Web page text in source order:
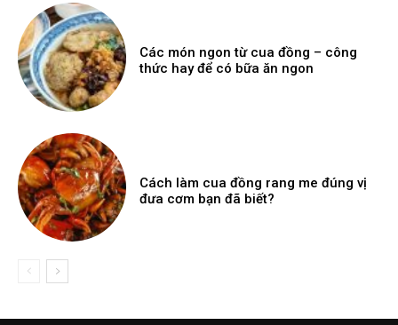
Các món ngon từ cua đồng – công
thức hay để có bữa ăn ngon
Cách làm cua đồng rang me đúng vị
đưa cơm bạn đã biết?